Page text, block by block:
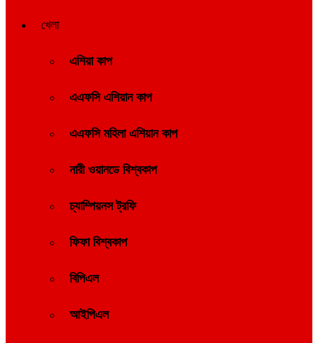
খেলা
এশিয়া কাপ
এএফসি এশিয়ান কাপ
এএফসি মহিলা এশিয়ান কাপ
নারী ওয়ানডে বিশ্বকাপ
চ্যাম্পিয়নস ট্রফি
ফিফা বিশ্বকাপ
বিপিএল
আইপিএল